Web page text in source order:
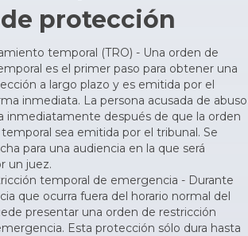
protección
temporal (TRO) - Una orden de
es el primer paso para obtener una
a largo plazo y es emitida por el
inmediata. La persona acusada de abuso
inmediatamente después de que la orden
sea emitida por el tribunal. Se
para una audiencia en la que será
un juez.
temporal de emergencia - Durante
que ocurra fuera del horario normal del
presentar una orden de restricción
Esta protección sólo dura hasta